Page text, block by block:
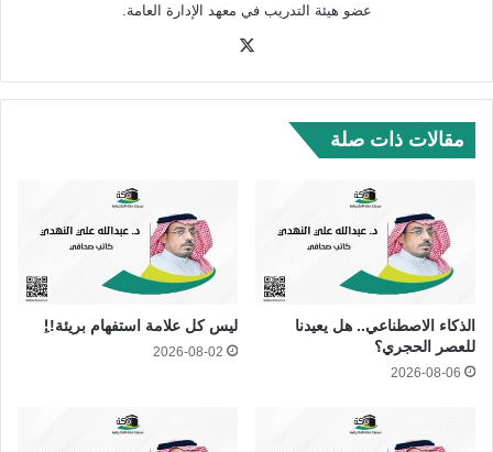
عضو هيئة التدريب في معهد الإدارة العامة.
مقالات ذات صلة
الذكاء الاصطناعي.. هل يعيدنا
للعصر الحجري؟
2026-08-06
ليس كل علامة استفهام بريئة!!ِ
2026-08-02